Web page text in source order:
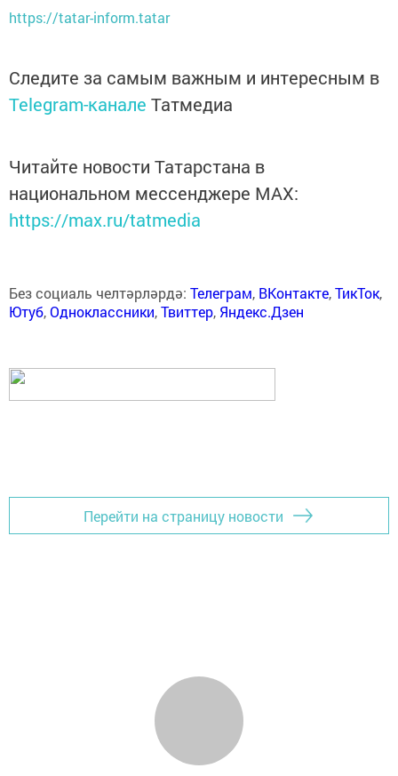
https://tatar-inform.tatar
Следите за самым важным и интересным в
Telegram-канале Татмедиа
Читайте новости Татарстана в
национальном мессенджере MАХ:
https://max.ru/tatmedia
Без социаль челтәрләрдә: Телеграм, ВКонтакте,ТикТок,
Ютуб,Одноклассники,Твиттер, Яндекс.Дзен
Перейти на страницу новости